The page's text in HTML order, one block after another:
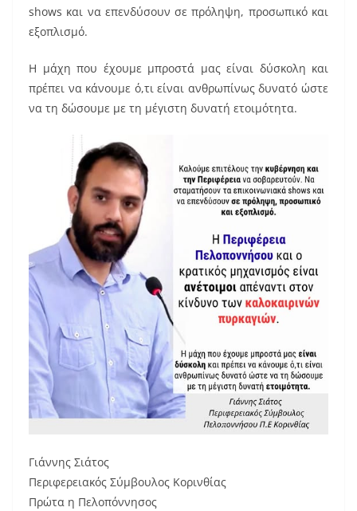
shows και να επενδύσουν σε πρόληψη, προσωπικό και
εξοπλισμό.
Η μάχη που έχουμε μπροστά μας είναι δύσκολη και
πρέπει να κάνουμε ό,τι είναι ανθρωπίνως δυνατό ώστε
να τη δώσουμε με τη μέγιστη δυνατή ετοιμότητα.
Γιάννης Σιάτος
Περιφερειακός Σύμβουλος Κορινθίας
Πρώτα η Πελοπόννησος